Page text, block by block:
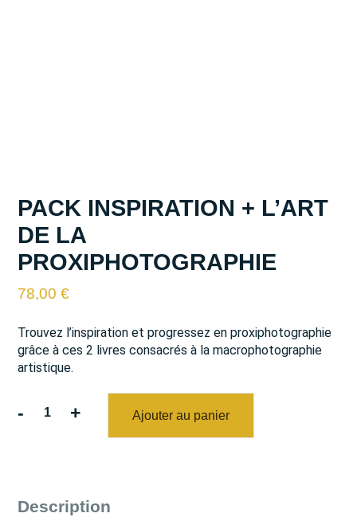
PACK INSPIRATION + L’ART
DE LA
PROXIPHOTOGRAPHIE
78,00 €
Trouvez l’inspiration et progressez en proxiphotographie
grâce à ces 2 livres consacrés à la macrophotographie
artistique.
-
quantité
L'Art
+ Ajouter au panier
Description